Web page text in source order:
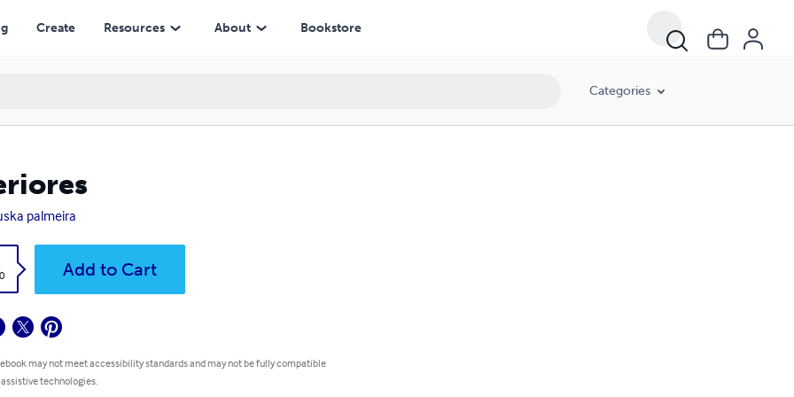
Create Resources About Bookstore
Categories
palmeira
Add to Cart
may not meet accessibility standards and may not be fully compatible
technologies.